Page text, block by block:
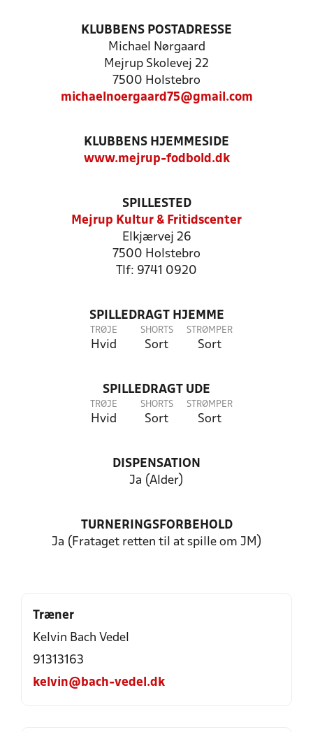
KLUBBENS POSTADRESSE
Michael Nørgaard
Mejrup Skolevej 22
7500 Holstebro
michaelnoergaard75@gmail.com
KLUBBENS HJEMMESIDE
www.mejrup-fodbold.dk
SPILLESTED
Mejrup Kultur & Fritidscenter
Elkjærvej 26
7500 Holstebro
Tlf: 9741 0920
SPILLEDRAGT HJEMME
TRØJE
Hvid
SHORTS
Sort
STRØMPER
Sort
SPILLEDRAGT UDE
TRØJE
Hvid
SHORTS
Sort
STRØMPER
Sort
DISPENSATION
Ja (Alder)
TURNERINGSFORBEHOLD
Ja (Frataget retten til at spille om JM)
Træner
Kelvin Bach Vedel
91313163
kelvin@bach-vedel.dk